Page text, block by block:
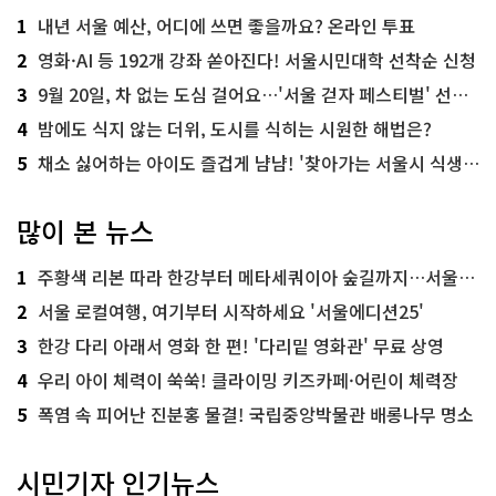
1 내년 서울 예산, 어디에 쓰면 좋을까요? 온라인 투표
2 영화·AI 등 192개 강좌 쏟아진다! 서울시민대학 선착순 신청
3 9월 20일, 차 없는 도심 걸어요…'서울 걷자 페스티벌' 선착순 5천명
4 밤에도 식지 않는 더위, 도시를 식히는 시원한 해법은?
5 채소 싫어하는 아이도 즐겁게 냠냠! '찾아가는 서울시 식생활 교육' 현장
많이 본 뉴스
1 주황색 리본 따라 한강부터 메타세쿼이아 숲길까지…서울둘레길 15코스
2 서울 로컬여행, 여기부터 시작하세요 '서울에디션25'
3 한강 다리 아래서 영화 한 편! '다리밑 영화관' 무료 상영
4 우리 아이 체력이 쑥쑥! 클라이밍 키즈카페·어린이 체력장
5 폭염 속 피어난 진분홍 물결! 국립중앙박물관 배롱나무 명소
시민기자 인기뉴스